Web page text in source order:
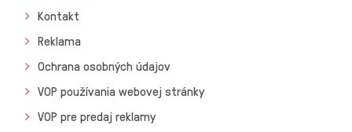
Kontakt
Reklama
Ochrana osobných údajov
VOP používania webovej stránky
VOP pre predaj reklamy